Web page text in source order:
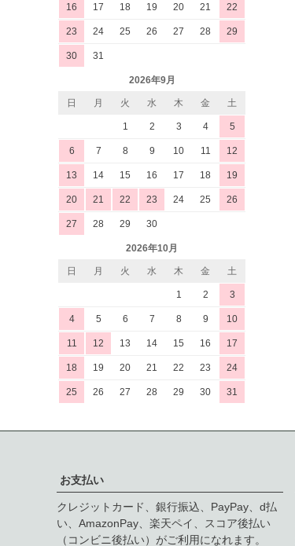
16 17 18 19 20 21 22
23 24 25 26 27 28 29
30 31
2026年9月
日 月 火 水 木 金 土
1 2 3 4 5
6 7 8 9 10 11 12
13 14 15 16 17 18 19
20 21 22 23 24 25 26
27 28 29 30
2026年10月
日 月 火 水 木 金 土
1 2 3
4 5 6 7 8 9 10
11 12 13 14 15 16 17
18 19 20 21 22 23 24
25 26 27 28 29 30 31
お支払い
クレジットカード、銀行振込、PayPay、d払
い、AmazonPay、楽天ペイ、スコア後払い
（コンビニ後払い）がご利用になれます。